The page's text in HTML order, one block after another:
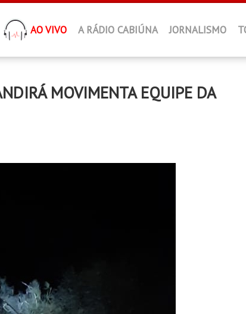
AO VIVO A RÁDIO CABIÚNA JORNALISMO
MOVIMENTA EQUIPE DA